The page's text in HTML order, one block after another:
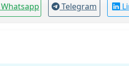
Whatsapp Telegram